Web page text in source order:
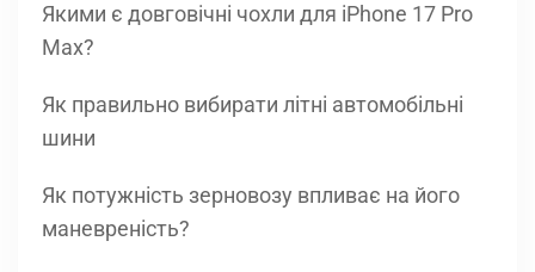
Якими є довговічні чохли для iPhone 17 Pro
Max?
Як правильно вибирати літні автомобільні
шини
Як потужність зерновозу впливає на його
маневреність?